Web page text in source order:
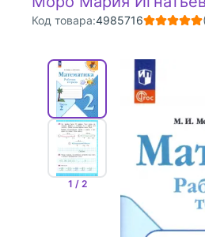
Код товара:4985716
1 / 2